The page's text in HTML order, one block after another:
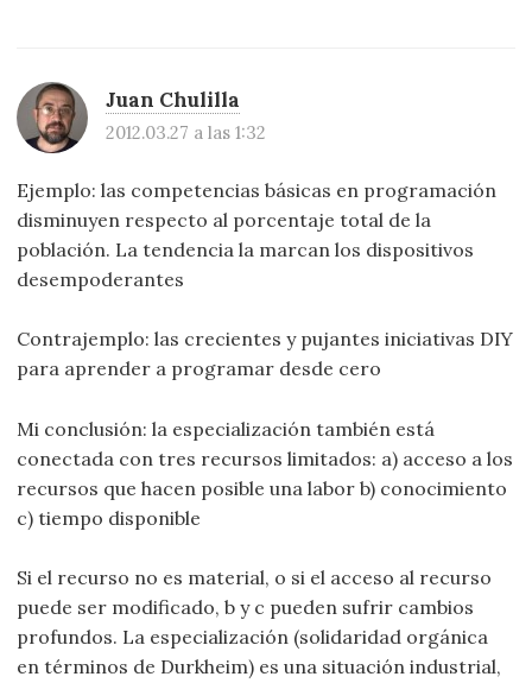
Juan Chulilla
2012.03.27 a las 1:32
Ejemplo: las competencias básicas en programación
disminuyen respecto al porcentaje total de la
población. La tendencia la marcan los dispositivos
desempoderantes
Contrajemplo: las crecientes y pujantes iniciativas DIY
para aprender a programar desde cero
Mi conclusión: la especialización también está
conectada con tres recursos limitados: a) acceso a los
recursos que hacen posible una labor b) conocimiento
c) tiempo disponible
Si el recurso no es material, o si el acceso al recurso
puede ser modificado, b y c pueden sufrir cambios
profundos. La especialización (solidaridad orgánica
en términos de Durkheim) es una situación industrial,